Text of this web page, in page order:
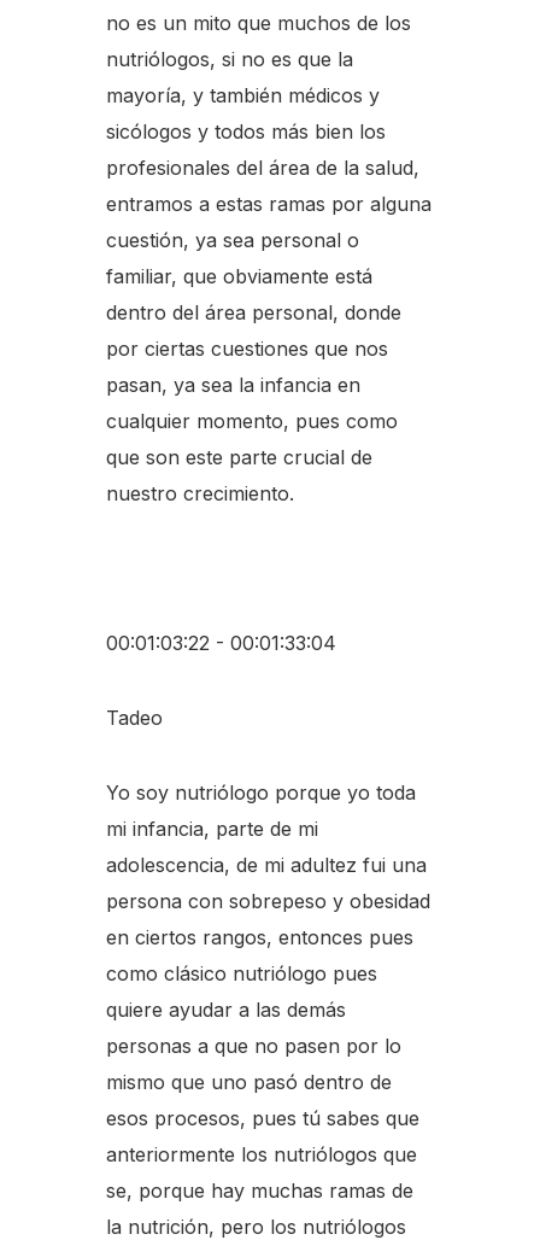
no es un mito que muchos de los
nutriólogos, si no es que la
mayoría, y también médicos y
sicólogos y todos más bien los
profesionales del área de la salud,
entramos a estas ramas por alguna
cuestión, ya sea personal o
familiar, que obviamente está
dentro del área personal, donde
por ciertas cuestiones que nos
pasan, ya sea la infancia en
cualquier momento, pues como
que son este parte crucial de
nuestro crecimiento.
00:01:03:22 - 00:01:33:04
Tadeo
Yo soy nutriólogo porque yo toda
mi infancia, parte de mi
adolescencia, de mi adultez fui una
persona con sobrepeso y obesidad
en ciertos rangos, entonces pues
como clásico nutriólogo pues
quiere ayudar a las demás
personas a que no pasen por lo
mismo que uno pasó dentro de
esos procesos, pues tú sabes que
anteriormente los nutriólogos que
se, porque hay muchas ramas de
la nutrición, pero los nutriólogos